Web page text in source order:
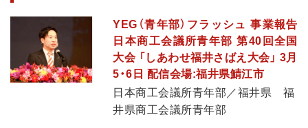
YEG（青年部）フラッシュ 事業報告
日本商工会議所青年部 第40回全国
大会 「しあわせ福井さばえ大会」 3月
5・6日 配信会場:福井県鯖江市
日本商工会議所青年部／福井県 福
井県商工会議所青年部